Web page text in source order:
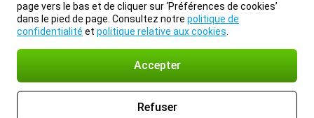
page vers le bas et de cliquer sur ‘Préférences de cookies’
dans le pied de page. Consultez notre politique de
confidentialité et politique relative aux cookies
Accepter
Refuser